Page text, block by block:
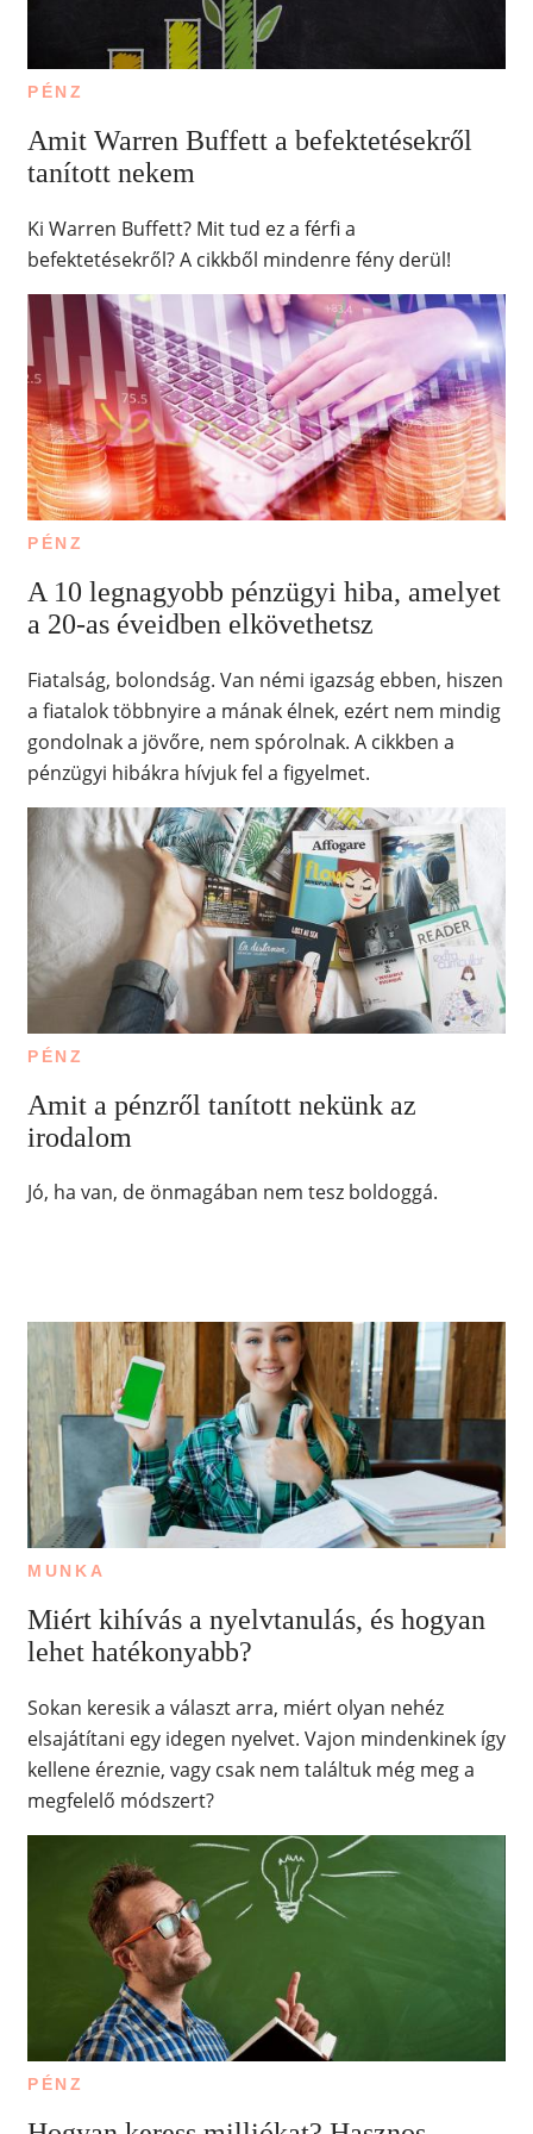
PÉNZ
Amit Warren Buffett a befektetésekről
tanított nekem
Ki Warren Buffett? Mit tud ez a férfi a
befektetésekről? A cikkből mindenre fény derül!
PÉNZ
A 10 legnagyobb pénzügyi hiba, amelyet
a 20-as éveidben elkövethetsz
Fiatalság, bolondság. Van némi igazság ebben, hiszen
a fiatalok többnyire a mának élnek, ezért nem mindig
gondolnak a jövőre, nem spórolnak. A cikkben a
pénzügyi hibákra hívjuk fel a figyelmet.
PÉNZ
Amit a pénzről tanított nekünk az
irodalom
Jó, ha van, de önmagában nem tesz boldoggá.
MUNKA
Miért kihívás a nyelvtanulás, és hogyan
lehet hatékonyabb?
Sokan keresik a választ arra, miért olyan nehéz
elsajátítani egy idegen nyelvet. Vajon mindenkinek így
kellene éreznie, vagy csak nem találtuk még meg a
megfelelő módszert?
PÉNZ